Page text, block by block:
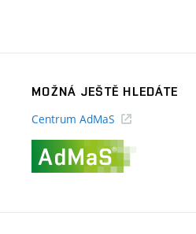
MOŽNÁ JEŠTĚ HLEDÁTE
Centrum AdMaS